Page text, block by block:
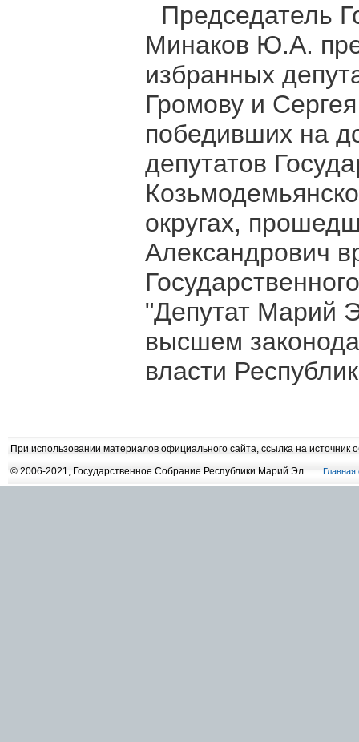
Председатель
Минаков Ю.А.
избранных
Громову и
победивших на
депутатов
округах,
Александрович
"Депутат Марий
высшем
власти
При использовании материалов официального сайта, ссылка на источник
© 2006-2021, Государственное Собрание Республики Марий Эл.
Главная